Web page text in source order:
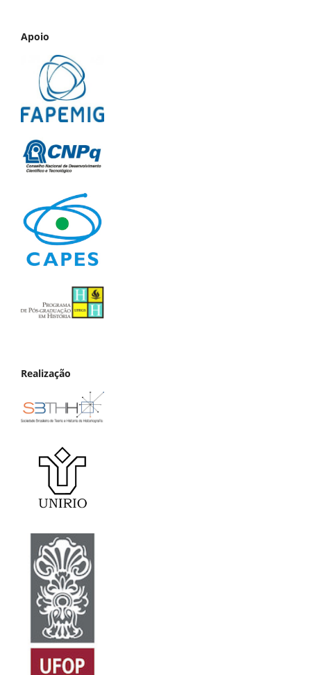
Apoio
Realização